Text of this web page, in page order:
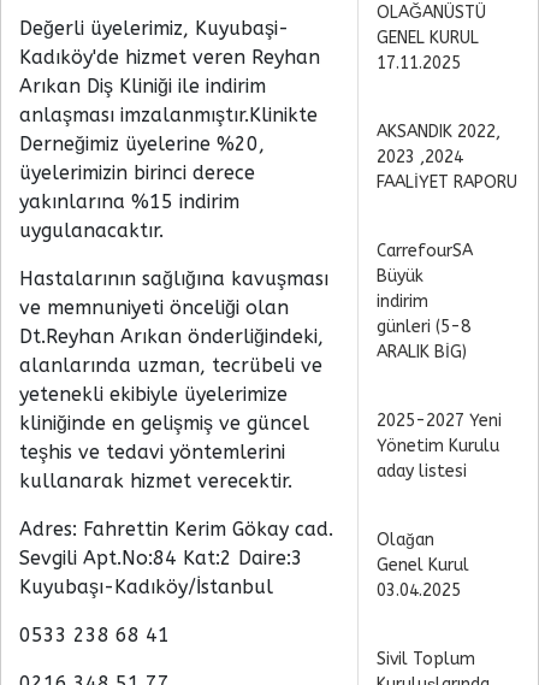
Değerli üyelerimiz, Kuyubaşi-
Kadıköy'de hizmet veren Reyhan
Arıkan Diş Kliniği ile indirim
anlaşması imzalanmıştır.Klinikte
Derneğimiz üyelerine %20,
üyelerimizin birinci derece
yakınlarına %15 indirim
uygulanacaktır.
Hastalarının sağlığına kavuşması
ve memnuniyeti önceliği olan
Dt.Reyhan Arıkan önderliğindeki,
alanlarında uzman, tecrübeli ve
yetenekli ekibiyle üyelerimize
kliniğinde en gelişmiş ve güncel
teşhis ve tedavi yöntemlerini
kullanarak hizmet verecektir.
Adres: Fahrettin Kerim Gökay cad.
Sevgili Apt.No:84 Kat:2 Daire:3
Kuyubaşı-Kadıköy/İstanbul
0533 238 68 41
OLAĞANÜSTÜ
GENEL KURUL
17.11.2025
AKSANDIK 2022,
2023 ,2024
FAALİYET RAPORU
CarrefourSA
Büyük
indirim
günleri (5-8
ARALIK BİG)
2025-2027 Yeni
Yönetim Kurulu
aday listesi
Olağan
Genel Kurul
03.04.2025
Sivil Toplum